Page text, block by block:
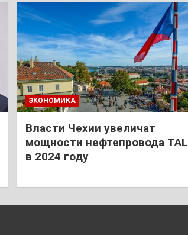
ЭКОНОМИКА
Власти Чехии увеличат
мощности нефтепровода TAL
в 2024 году